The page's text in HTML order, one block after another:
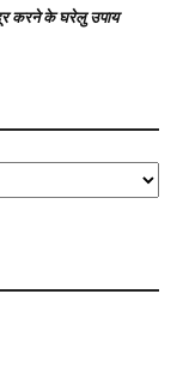
करने के घरेलु उपाय